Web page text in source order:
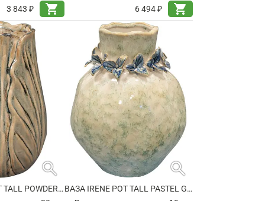
3 843 ₽
shopping_cart
6 494 ₽
shopping_cart
search
ВАЗА FLORA POT TALL POWDER TAUPE
search
ВАЗА IRENE POT TALL PASTEL GREEN